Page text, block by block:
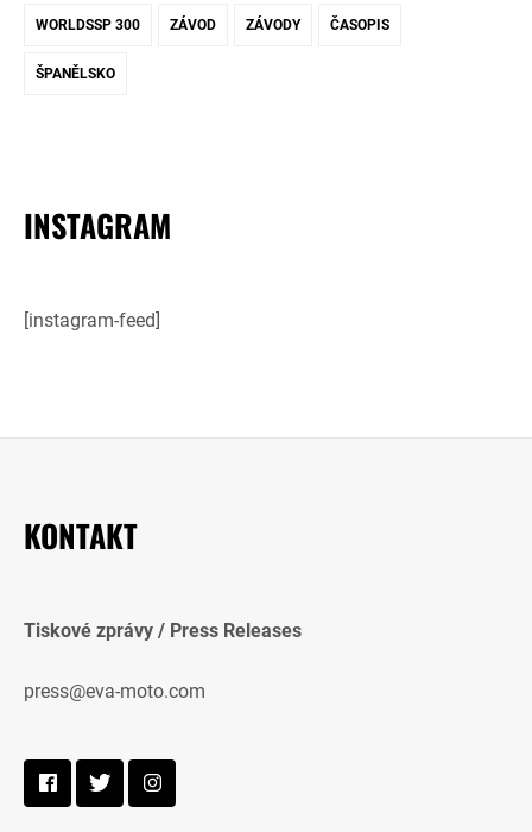
WORLDSSP 300 ZÁVOD ZÁVODY ČASOPIS
ŠPANĚLSKO
INSTAGRAM
[instagram-feed]
KONTAKT
Tiskové zprávy / Press Releases
press@eva-moto.com